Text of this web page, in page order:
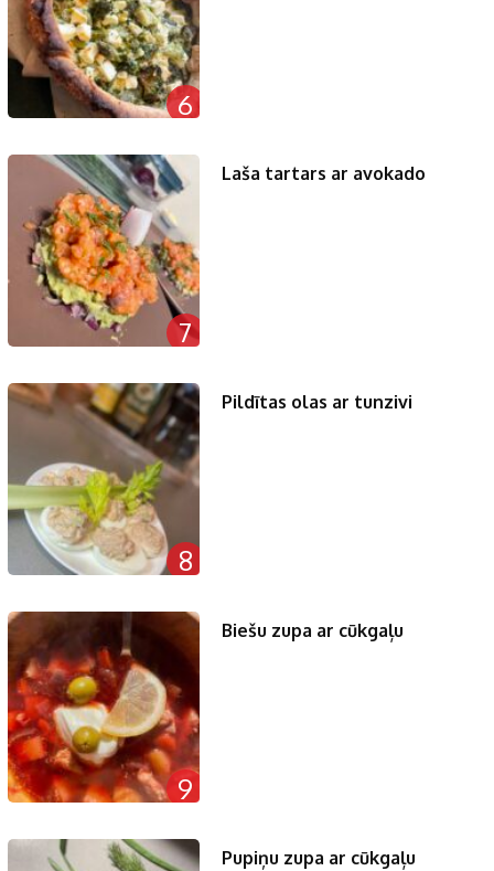
6
7
Laša tartars ar avokado
8
Pildītas olas ar tunzivi
9
Biešu zupa ar cūkgaļu
Pupiņu zupa ar cūkgaļu